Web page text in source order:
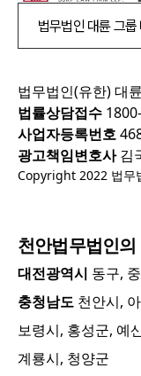
법무법인 대륜 그룹
법무법인(유한) 대륜
법률상담접수
사업자등록번호
광고책임변호사김
Copyright 2022 법무
천안법무법인의
대전광역시 동구,
충청남도 천안시,
보령시, 홍성군, 예
계룡시, 청양군